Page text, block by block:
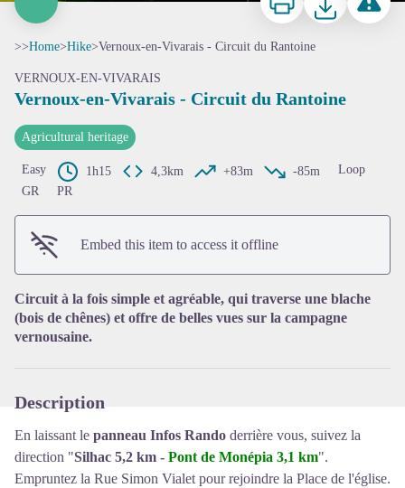
View picture in full screen
>>Home>Hike>Vernoux-en-Vivarais - Circuit du Rantoine
VERNOUX-EN-VIVARAIS
Vernoux-en-Vivarais - Circuit du Rantoine
Agricultural heritage
Easy 1h15 4,3km +83m -85m
Loop
GR
PR
Embed this item to access it offline
Circuit à la fois simple et agréable, qui traverse une blache
(bois de chênes) et offre de belles vues sur la campagne
vernousaine.
Description
En laissant le panneau Infos Rando derrière vous, suivez la
direction "Silhac 5,2 km - Pont de Monépia 3,1 km".
Empruntez la Rue Simon Vialet pour rejoindre la Place de l'église.